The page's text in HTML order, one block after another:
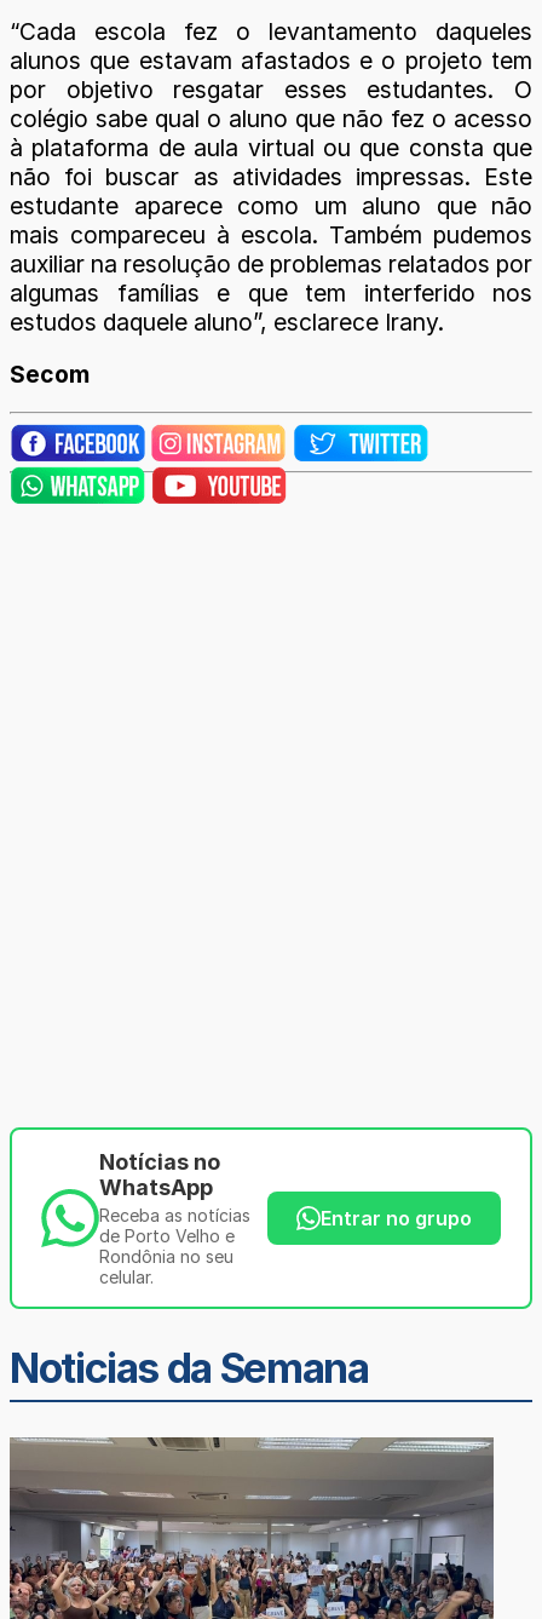
“Cada escola fez o levantamento daqueles
alunos que estavam afastados e o projeto tem
por objetivo resgatar esses estudantes. O
colégio sabe qual o aluno que não fez o acesso
à plataforma de aula virtual ou que consta que
não foi buscar as atividades impressas. Este
estudante aparece como um aluno que não
mais compareceu à escola. Também pudemos
auxiliar na resolução de problemas relatados por
algumas famílias e que tem interferido nos
estudos daquele aluno”, esclarece Irany.
Secom
Notícias no
WhatsApp
Receba as notícias
de Porto Velho e
Rondônia no seu
celular.
Entrar no grupo
Noticias da Semana